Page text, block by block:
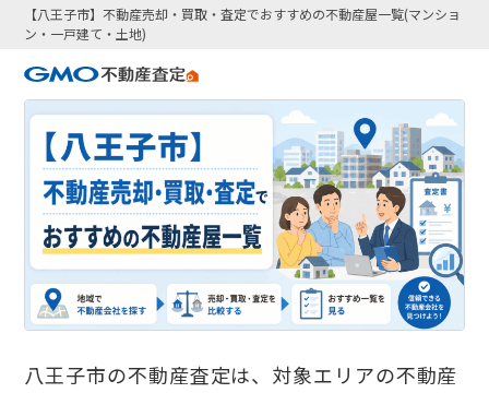
【八王子市】不動産売却・買取・査定でおすすめの不動産屋一覧(マンショ
ン・一戸建て・土地)
八王子市の不動産査定は、対象エリアの不動産